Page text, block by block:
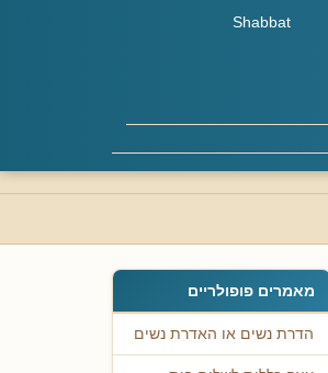
Shabbat
מאמרים פופולריים
הדרת נשים או האדרת נשים